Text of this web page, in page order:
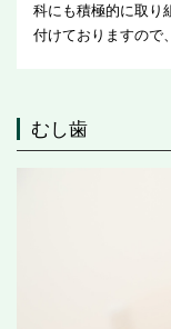
科にも積極的に取り
付けておりますので
むし歯